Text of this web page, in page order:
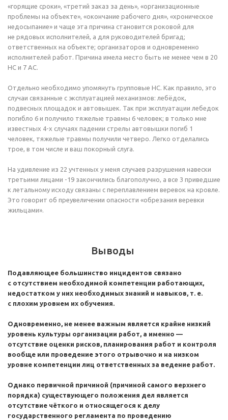
«горящие сроки», «третий заказ за день», «организационные
проблемы на объекте», «окончание рабочего дня», «хроническое
недосыпание» и чаще эта причина становится роковой для
не рядовых исполнителей, а для руководителей бригад;
ответственных на объекте; организаторов и одновременно
исполнителей работ. Причина имела место быть не менее чем в 20
НС и 7 АС.
Отдельно необходимо упомянуть групповые НС. Как правило, это
случаи связанные с эксплуатацией механизмов: лебёдок,
подвесных площадок и автовышек. Так при эксплуатации лебедок
погибло 6 и получило тяжелые травмы 6 человек; в только мне
известных 4-х случаях падении стрелы автовышки погиб 1
человек, тяжелые травмы получили четверо. Легко отделались
трое, в том числе и ваш покорный слуга.
На удивление из 22 учтенных у меня случаев разрушения навески
третьими лицами -19 закончились благополучно, а все 3 приведшие
к летальному исходу связаны с переплавлением веревок на кровле.
Это говорит об преувеличении опасности «обрезания веревки
жильцами».
Выводы
Подавляющее большинство инцидентов связано
с отсутствием необходимой компетенции работающих,
недостатком у них необходимых знаний и навыков, т. е.
с плохим уровнем их обучения.
Одновременно, не менее важным является крайне низкий
уровень культуры организации работ, а именно —
отсутствие оценки рисков, планирования работ и контроля
вообще или проведение этого отрывочно и на низком
уровне компетенции лиц ответственных за ведение работ.
Однако первичной причиной (причиной самого верхнего
порядка) существующего положения дел является
отсутствие чёткого и относящегося к делу
государственного регламента по проведению